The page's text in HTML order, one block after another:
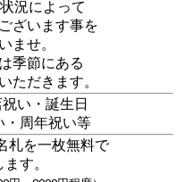
況によって
ざいます事を
ませ。
季節にある
ただきます。
い・誕生日
・周年祝い等
札を一枚無料で
す。